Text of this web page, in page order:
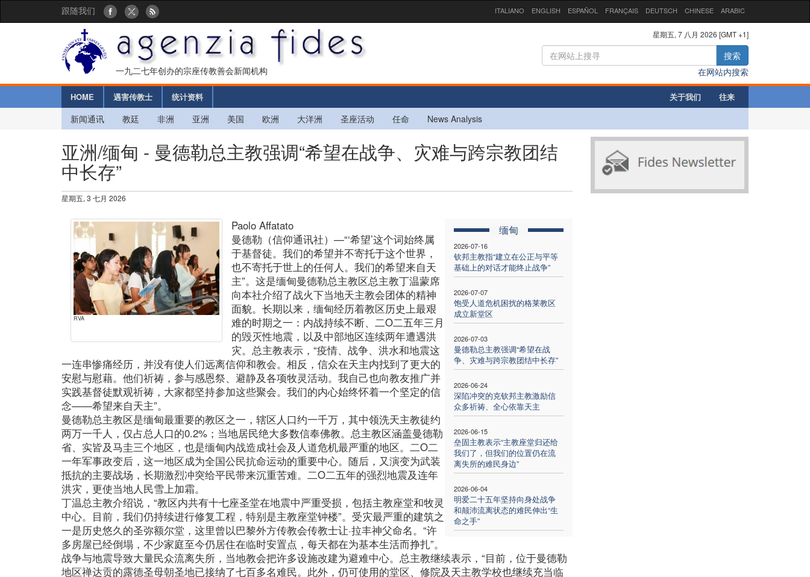
跟随我们 ITALIANO ENGLISH ESPAÑOL FRANÇAIS DEUTSCH CHINESE ARABIC
一九二七年创办的宗座传教善会新闻机构
星期五, 7 八月 2026 [GMT +1]
搜索
在网站内搜索
HOME 遇害传教士 统计资料 关于我们 往来
新闻通讯 教廷 非洲 亚洲 美国 欧洲 大洋洲 圣座活动 任命 News Analysis
亚洲/缅甸 - 曼德勒总主教强调“希望在战争、灾难与跨宗教团结
中长存”
星期五, 3 七月 2026
RVA
缅甸
2026-07-16
钦邦主教指“建立在公正与平等
基础上的对话才能终止战争”
2026-07-07
饱受人道危机困扰的格莱教区
成立新堂区
2026-07-03
曼德勒总主教强调“希望在战
争、灾难与跨宗教团结中长存”
2026-06-24
深陷冲突的克钦邦主教激励信
众多祈祷、全心依靠天主
2026-06-15
垒固主教表示“主教座堂归还给
我们了，但我们的位置仍在流
离失所的难民身边”
2026-06-04
明爱二十五年坚持向身处战争
和颠沛流离状态的难民伸出“生
命之手”
Paolo Affatato
曼德勒（信仰通讯社）—“‘希望’这个词始终属
于基督徒。我们的希望并不寄托于这个世界，
也不寄托于世上的任何人。我们的希望来自天
主”。这是缅甸曼德勒总主教区总主教丁温蒙席
向本社介绍了战火下当地天主教会团体的精神
面貌。长期以来，缅甸经历着教区历史上最艰
难的时期之一：内战持续不断、二O二五年三月
的毁灭性地震，以及中部地区连续两年遭遇洪
灾。总主教表示，“疫情、战争、洪水和地震这
一连串惨痛经历，并没有使人们远离信仰和教会。相反，信众在天主内找到了更大的
安慰与慰藉。他们祈祷，参与感恩祭、避静及各项牧灵活动。我自己也向教友推广并
实践基督徒默观祈祷，大家都坚持参加这些聚会。我们的内心始终怀着一个坚定的信
念——希望来自天主”。
曼德勒总主教区是缅甸最重要的教区之一，辖区人口约一千万，其中领洗天主教徒约
两万一千人，仅占总人口的0.2%；当地居民绝大多数信奉佛教。总主教区涵盖曼德勒
省、实皆及马圭三个地区，也是缅甸内战造成社会及人道危机最严重的地区。二O二
一年军事政变后，这一地区成为全国公民抗命运动的重要中心。随后，又演变为武装
抵抗的主要战场，长期激烈冲突给平民带来沉重苦难。二O二五年的强烈地震及连年
洪灾，更使当地人民雪上加霜。
丁温总主教介绍说，“教区内共有十七座圣堂在地震中严重受损，包括主教座堂和牧灵
中心。目前，我们仍持续进行修复工程，特别是主教座堂钟楼”。受灾最严重的建筑之
一是历史悠久的圣弥额尔堂，这里曾以巴黎外方传教会传教士让·拉丰神父命名。“许
多房屋已经倒塌，不少家庭至今仍居住在临时安置点，每天都在为基本生活而挣扎”。
战争与地震导致大量民众流离失所，当地教会把许多设施改建为避难中心。总主教继续表示，“目前，位于曼德勒
地区禅达贡的露德圣母朝圣地已接纳了七百多名难民。此外，仍可使用的堂区、修院及天主教学校也继续充当临